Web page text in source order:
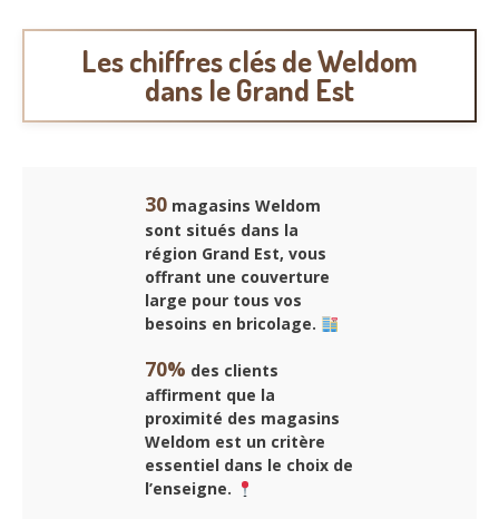
Les chiffres clés de Weldom
dans le Grand Est
30 magasins Weldom
sont situés dans la
région Grand Est, vous
offrant une couverture
large pour tous vos
besoins en bricolage.
70% des clients
affirment que la
proximité des magasins
Weldom est un critère
essentiel dans le choix de
l’enseigne.